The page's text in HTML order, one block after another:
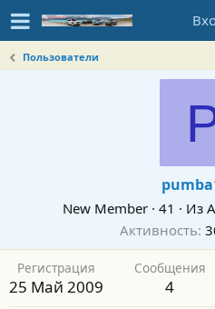
Пользователи
New Member · 41 · Из
Активность
Регистрация
25 Май 2009
Сообщения
4